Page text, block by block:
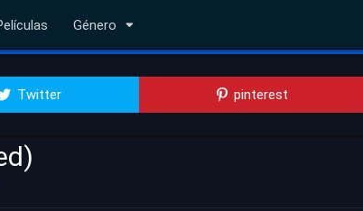
Género
Twitter pinterest